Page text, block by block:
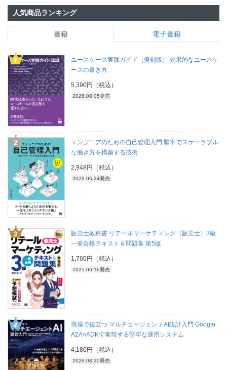
人気商品ランキング
書籍 電子書籍
ユースケース実践ガイド［復刻版］ 効果的なユースケ
ースの書き方
5,390円（税込）
2026.08.05発売
エンジニアのための自己管理入門 堅牢でスケーラブル
な働き方を構築する技術
2,948円（税込）
2026.06.24発売
販売士教科書 リテールマーケティング（販売士）3級
一発合格テキスト＆問題集 第5版
1,760円（税込）
2025.06.16発売
現場で役立つ マルチエージェントAI設計入門 Google
A2A×ADKで実現する堅牢な運用システム
4,180円（税込）
2026.08.20発売